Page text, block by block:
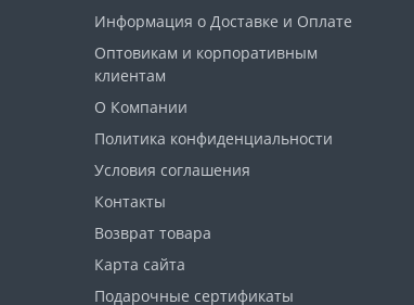
Информация о Доставке и Оплате
Оптовикам и корпоративным
клиентам
О Компании
Политика конфиденциальности
Условия соглашения
Контакты
Возврат товара
Карта сайта
Подарочные сертификаты